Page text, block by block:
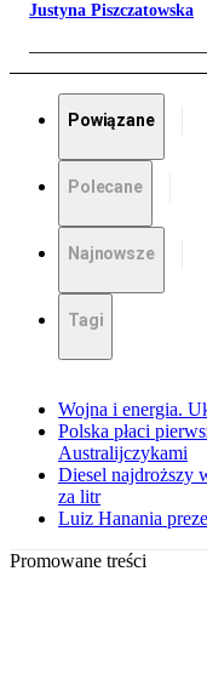
Justyna Piszczatowska
Powiązane
Polecane
Najnowsze
Tagi
Wojna i energia.
Polska płaci
Australijczykami
Diesel najdroższy
za litr
Luiz Hanania
Promowane treści